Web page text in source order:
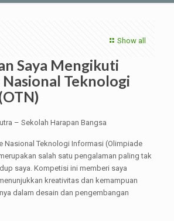
Show all
Saya Mengikuti
Nasional Teknologi
– Sekolah Harapan Bangsa
Nasional Teknologi Informasi (Olimpiade
salah satu pengalaman paling tak
saya. Kompetisi ini memberi saya
kreativitas dan kemampuan
dalam desain dan pengembangan